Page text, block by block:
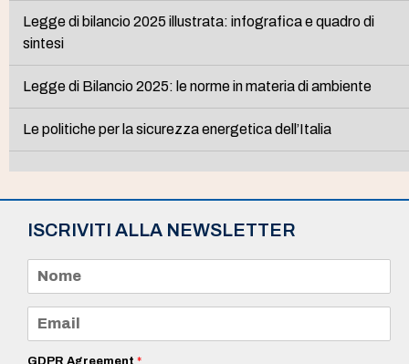
Legge di bilancio 2025 illustrata: infografica e quadro di
sintesi
Legge di Bilancio 2025: le norme in materia di ambiente
Le politiche per la sicurezza energetica dell’Italia
ISCRIVITI ALLA NEWSLETTER
m
e
a
iGDPR Agreement *